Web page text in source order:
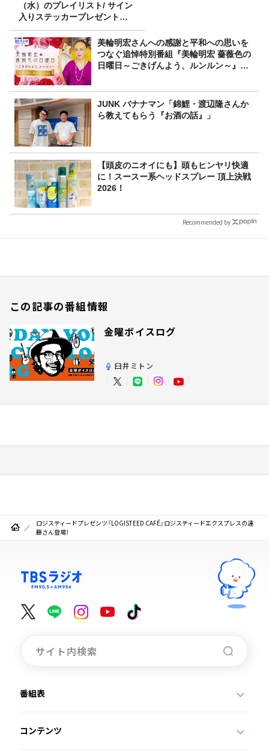
（水）のプレイリスト/ サイン
入りステッカープレゼント有
り
美輪明宏さんへの感謝と平和への思いを
つなぐ追悼特別番組『美輪明宏 薔薇色の
日曜日～ごきげんよう、ルンルン～』
JUNK バナナマン「錦鯉・渡辺隆さんか
ら教えてもらう『お酒の話』」
【頭皮のニオイにも】頭もヒンヤリ快適
に！スースー系ヘッドスプレー 頂上決戦
2026！
Recommended by
この記事の番組情報
金曜ボイスログ
臼井ミトン
ロジスティードプレゼンツ『LOGISTEED CAFÉ』ロジスティードエクスプレスの遠
藤さん登場！
番組表
コンテンツ